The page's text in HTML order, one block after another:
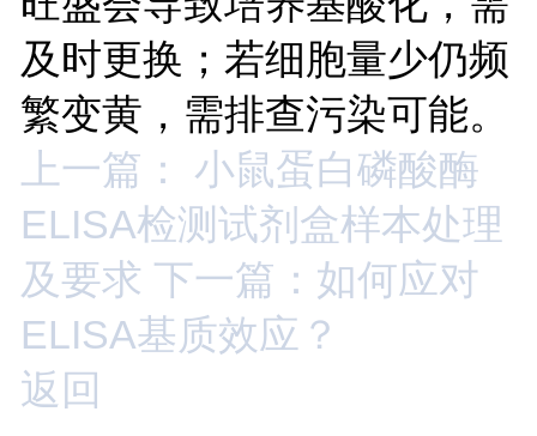
及时更换；若细胞量少仍频
繁变黄，需排查污染可能。
上一篇： 小鼠蛋白磷酸酶
ELISA检测试剂盒样本处理
及要求 下一篇：如何应对
ELISA基质效应？
返回